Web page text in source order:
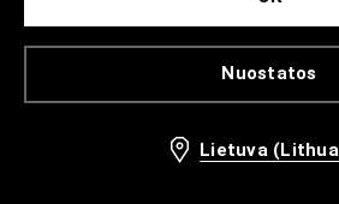
Nuostatos
Lietuva